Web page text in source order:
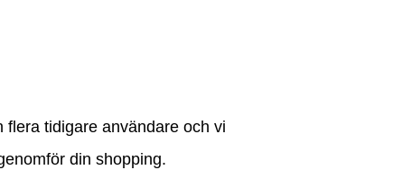
tidigare användare och vi
din shopping.